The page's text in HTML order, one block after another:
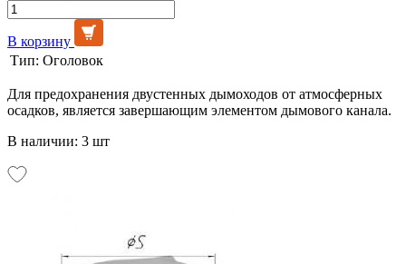
В корзину
Тип: Оголовок
Для предохранения двустенных дымоходов от атмосферных
осадков, является завершающим элементом дымового канала.
В наличии: 3 шт